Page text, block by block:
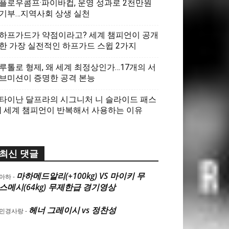
플로우콤프·파이바컵, 운영 성과로 2천만원
기부…지역사회 상생 실천
프가드가 약점이라고? 세계 챔피언이 공개
한 가장 실전적인 하프가드 스윕 2가지
루톨로 형제, 왜 세계 최정상인가…17개의 서
브미션이 증명한 공격 본능
타이난 달프라의 시그니처 니 슬라이드 패스
| 세계 챔피언이 반복해서 사용하는 이유
최신 댓글
아하- 마하메드알리(+100kg) VS 마이키 무
스메시(64kg) 무제한급 경기영상
민경사랑- 헤너 그레이시 vs 정찬성